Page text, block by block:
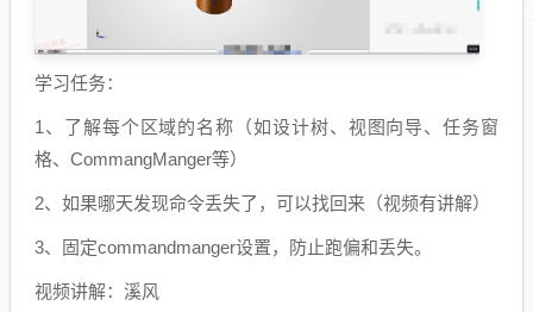
学习任务：
1、了解每个区域的名称（如设计树、视图向导、任务窗
格、CommangManger等）
2、如果哪天发现命令丢失了，可以找回来（视频有讲解）
3、固定commandmanger设置，防止跑偏和丢失。
视频讲解：溪风